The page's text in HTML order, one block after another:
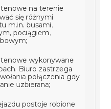
na terenie
się różnymi
m.in. busami,
pociągiem,
wykonywane
Biuro zastrzega
połączenia gdy
uzbierana;
postoje robione